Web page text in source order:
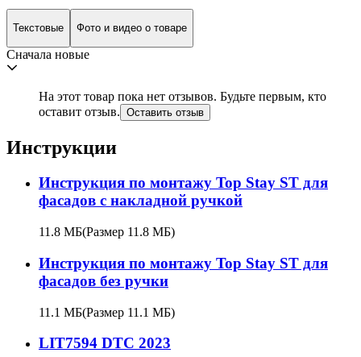
Текстовые Фото и видео о товаре
Сначала новые
На этот товар пока нет отзывов. Будьте первым, кто
оставит отзыв. Оставить отзыв
Инструкции
Инструкция по монтажу Top Stay ST для
фасадов с накладной ручкой
11.8 МБ(Размер 11.8 МБ)
Инструкция по монтажу Top Stay ST для
фасадов без ручки
11.1 МБ(Размер 11.1 МБ)
LIT7594 DTC 2023